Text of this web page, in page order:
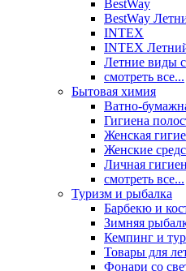
BestWay
BestWay
INTEX
INTEX
Летние виды
смотреть все...
Бытовая химия
Ватно-
Гигиена
Женская
Женские
Личная
смотреть все...
Туризм и рыбалка
Барбекю и
Зимняя
Кемпинг и
Товары для
Фонари со